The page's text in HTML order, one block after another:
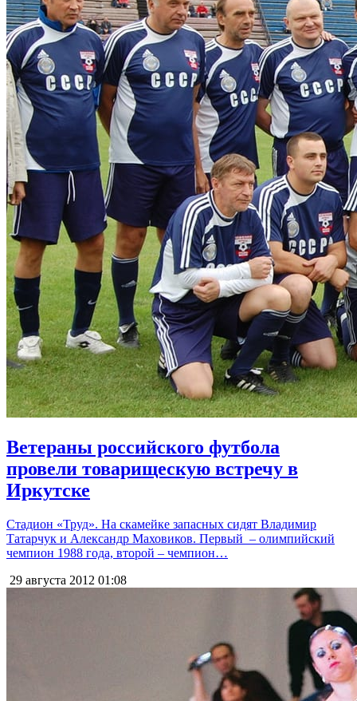
Ветераны российского футбола
провели товарищескую встречу в
Иркутске
Стадион «Труд». На скамейке запасных сидят Владимир
Татарчук и Александр Маховиков. Первый – олимпийский
чемпион 1988 года, второй – чемпион…
29 августа 2012 01:08